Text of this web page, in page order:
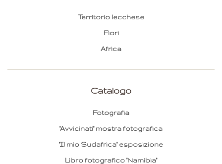
Territorio lecchese
Fiori
Africa
Catalogo
Fotografia
"Avvicinati" mostra fotografica
"Il mio Sudafrica" esposizione
Libro fotografico "Namibia"